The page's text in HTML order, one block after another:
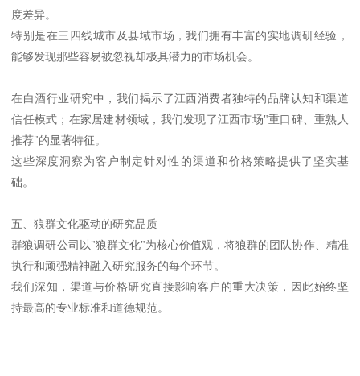
度差异。
特别是在三四线城市及县域市场，我们拥有丰富的实地调研经验，
能够发现那些容易被忽视却极具潜力的市场机会。
在白酒行业研究中，我们揭示了江西消费者独特的品牌认知和渠道
信任模式；在家居建材领域，我们发现了江西市场"重口碑、重熟人
推荐"的显著特征。
这些深度洞察为客户制定针对性的渠道和价格策略提供了坚实基
础。
五、狼群文化驱动的研究品质
群狼调研公司以"狼群文化"为核心价值观，将狼群的团队协作、精准
执行和顽强精神融入研究服务的每个环节。
我们深知，渠道与价格研究直接影响客户的重大决策，因此始终坚
持最高的专业标准和道德规范。